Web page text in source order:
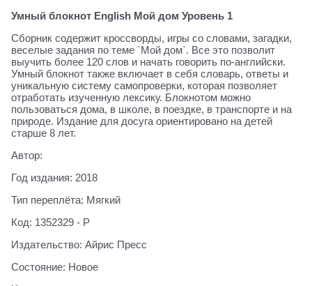
Умный блокнот English Мой дом Уровень 1
Сборник содержит кроссворды, игры со словами, загадки,
веселые задания по теме `Мой дом`. Все это позволит
выучить более 120 слов и начать говорить по-английски.
Умный блокнот также включает в себя словарь, ответы и
уникальную систему самопроверки, которая позволяет
отработать изученную лексику. Блокнотом можно
пользоваться дома, в школе, в поездке, в транспорте и на
природе. Издание для досуга ориентировано на детей
старше 8 лет.
Автор:
Год издания: 2018
Тип переплёта: Мягкий
Код: 1352329 - Р
Издательство: Айрис Пресс
Состояние: Новое